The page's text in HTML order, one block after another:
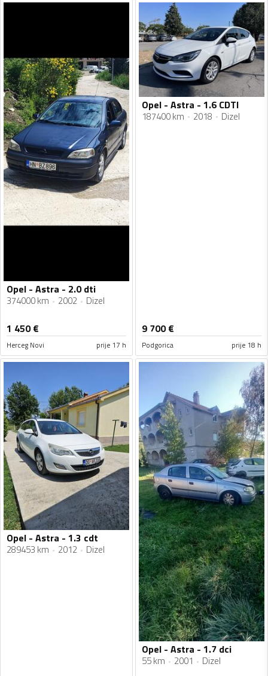
Opel - Astra - 2.0 dti
374000 km 2002 Dizel
1 450€
Herceg Novi prije 17 h
Opel - Astra - 1.6 CDTI
187400 km 2018 Dizel
9 700€
Podgorica prije 18 h
Opel - Astra - 1.3 cdt
289453 km 2012 Dizel
Opel - Astra - 1.7 dci
55 km 2001 Dizel